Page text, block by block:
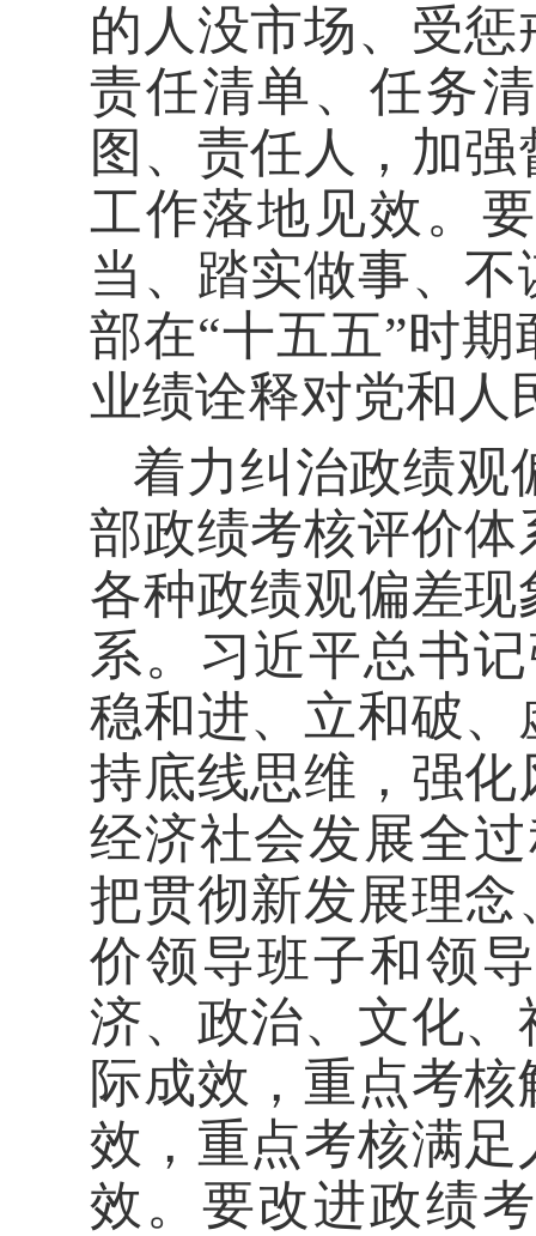
的人没市场、受
责任清单、任务
图、责任人，加
工作落地见效。
当、踏实做事、
部在“十五五”时
业绩诠释对党和人
着力纠治政绩观
部政绩考核评价
各种政绩观偏差
系。习近平总书
稳和进、立和破
持底线思维，强
经济社会发展全
把贯彻新发展理
价领导班子和领
济、政治、文化
际成效，重点考
效，重点考核满
效。要改进政绩